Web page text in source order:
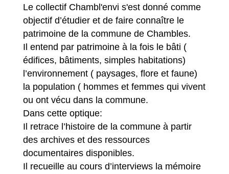
Le collectif Chambl'envi s'est donné comme
objectif d’étudier et de faire connaître le
patrimoine de la commune de Chambles.
Il entend par patrimoine à la fois le bâti (
édifices, bâtiments, simples habitations)
l’environnement ( paysages, flore et faune)
la population ( hommes et femmes qui vivent
ou ont vécu dans la commune.
Dans cette optique:
Il retrace l’histoire de la commune à partir
des archives et des ressources
documentaires disponibles.
Il recueille au cours d’interviews la mémoire